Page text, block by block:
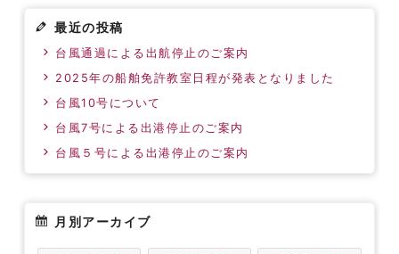
最近の投稿
台風通過による出航停止のご案内
2025年の船舶免許教室日程が発表となりました
台風10号について
台風7号による出港停止のご案内
台風５号による出港停止のご案内
月別アーカイブ